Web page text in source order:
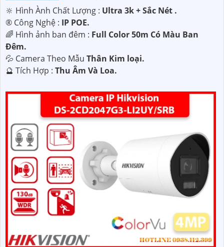
🔆 Hình Ành Chất Lượng : Ultra 3k + Sắc Nét .
®️ Công Nghệ : IP POE.
🌈 Hình ảnh ban đêm : Full Color 50m Có Màu Ban
Ðêm.
💦 Camera Theo Mẫu Thân Kim loại.
️🔮 Tích Hợp : Thu Âm Và Loa.